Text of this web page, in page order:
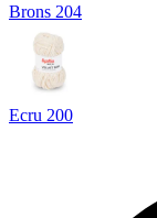
Brons 204
Ecru 200